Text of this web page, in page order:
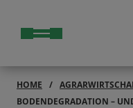
HOME
BODENDEGRADATION –